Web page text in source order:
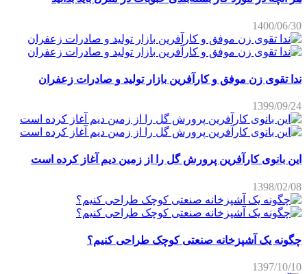
1400/06/30
ندا تقوی زن موفق و کارآفرین بازار تولید و صادرات زعفران
1399/09/24
این بانوی کارآفرین پرورش گل را از زمین دیم آغاز کرده است
1398/02/08
چگونه یک آشپزخانه صنعتی کوچک طراحی کنیم؟
1397/10/10